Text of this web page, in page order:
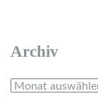
Archiv
Archiv